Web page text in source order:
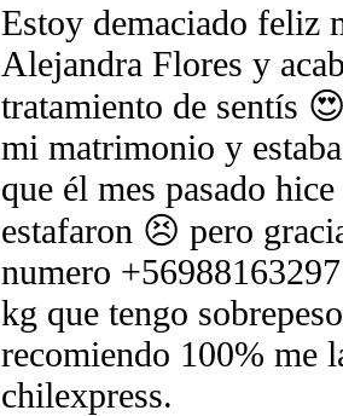
Estoy demaciado feliz
Alejandra Flores y
tratamiento de sentís
mi matrimonio y
que él mes pasado
estafaron 😣 pero
numero
kg que tengo
recomiendo 100% me
chilexpress.